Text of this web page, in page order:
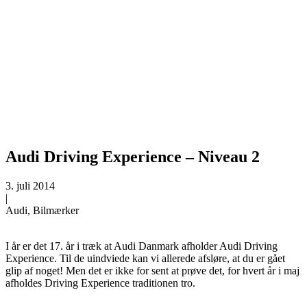
Audi Driving Experience – Niveau 2
3. juli 2014
|
Audi, Bilmærker
I år er det 17. år i træk at Audi Danmark afholder Audi Driving
Experience. Til de uindviede kan vi allerede afsløre, at du er gået
glip af noget! Men det er ikke for sent at prøve det, for hvert år i maj
afholdes Driving Experience traditionen tro.